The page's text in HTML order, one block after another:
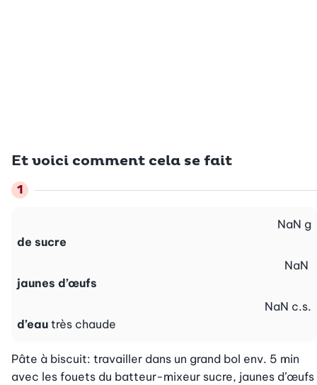
Et voici comment cela se fait
de sucre
NaN g
jaunes d’œufs
NaN
d’eau très chaude
NaN c.s.
Pâte à biscuit: travailler dans un grand bol env. 5 min
avec les fouets du batteur-mixeur sucre, jaunes d’œufs